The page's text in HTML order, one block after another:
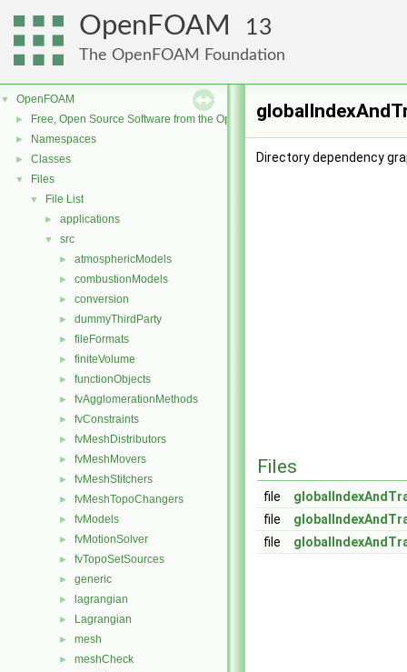
OpenFOAM 13
The OpenFOAM Foundation
▼ OpenFOAM
► Free, Open Source Software from the OpenFOAM Foundation
► Namespaces
► Classes
▼ Files
▼ File List
► applications
▼ src
► atmosphericModels
► combustionModels
► conversion
► dummyThirdParty
► fileFormats
► finiteVolume
► functionObjects
► fvAgglomerationMethods
► fvConstraints
► fvMeshDistributors
► fvMeshMovers
► fvMeshStitchers
► fvMeshTopoChangers
► fvModels
► fvMotionSolver
► fvTopoSetSources
► generic
► lagrangian
► Lagrangian
► mesh
► meshCheck
Directory dependency
Files
file
file
file